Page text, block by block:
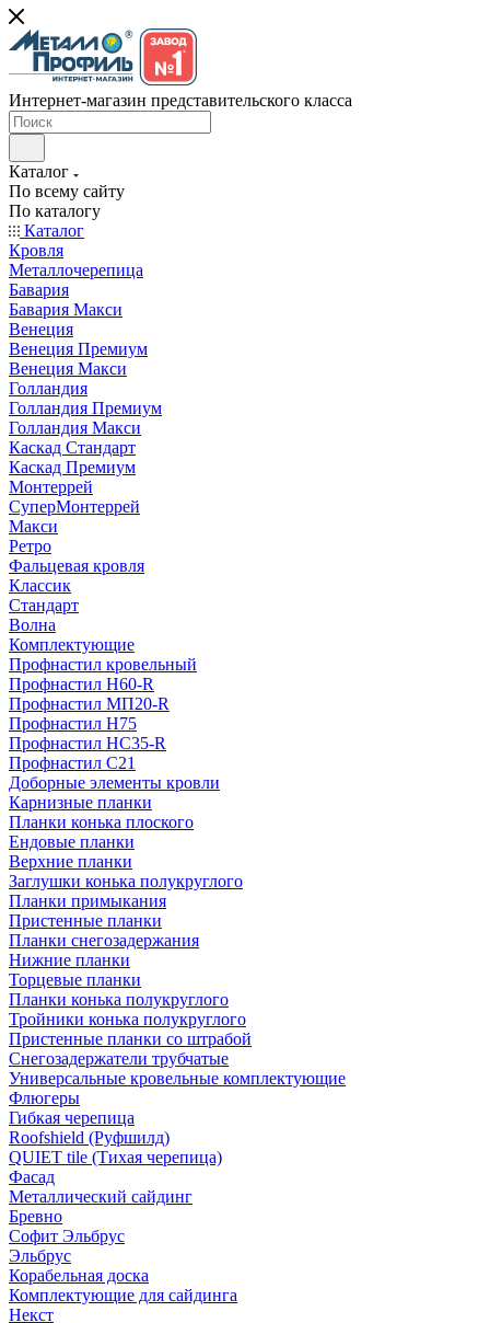
Интернет-магазин представительского класса
Каталог
По всему сайту
По каталогу
Каталог
Кровля
Металлочерепица
Бавария
Бавария Макси
Венеция
Венеция Премиум
Венеция Макси
Голландия
Голландия Премиум
Голландия Макси
Каскад Стандарт
Каскад Премиум
Монтеррей
СуперМонтеррей
Макси
Ретро
Фальцевая кровля
Классик
Стандарт
Волна
Комплектующие
Профнастил кровельный
Профнастил Н60-R
Профнастил МП20-R
Профнастил Н75
Профнастил НС35-R
Профнастил С21
Доборные элементы кровли
Карнизные планки
Планки конька плоского
Ендовые планки
Верхние планки
Заглушки конька полукруглого
Планки примыкания
Пристенные планки
Планки снегозадержания
Нижние планки
Торцевые планки
Планки конька полукруглого
Тройники конька полукруглого
Пристенные планки со штрабой
Снегозадержатели трубчатые
Универсальные кровельные комплектующие
Флюгеры
Гибкая черепица
Roofshield (Руфшилд)
QUIET tile (Тихая черепица)
Фасад
Металлический сайдинг
Бревно
Софит Эльбрус
Эльбрус
Корабельная доска
Комплектующие для сайдинга
Некст